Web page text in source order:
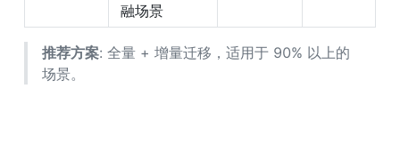
融场景
推荐方案: 全量 + 增量迁移，适用于 90% 以上的
场景。